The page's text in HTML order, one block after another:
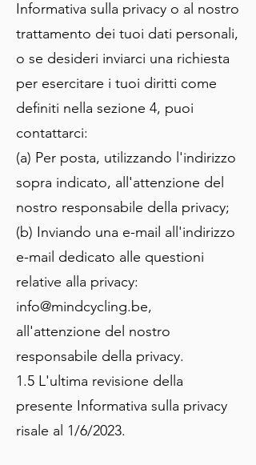
Informativa sulla privacy o al nostro
trattamento dei tuoi dati personali,
o se desideri inviarci una richiesta
per esercitare i tuoi diritti come
definiti nella sezione 4, puoi
contattarci:
(a) Per posta, utilizzando l'indirizzo
sopra indicato, all'attenzione del
nostro responsabile della privacy;
(b) Inviando una e-mail all'indirizzo
e-mail dedicato alle questioni
relative alla privacy:
info@mindcycling.be,
all'attenzione del nostro
responsabile della privacy.
1.5 L'ultima revisione della
presente Informativa sulla privacy
risale al 1/6/2023.